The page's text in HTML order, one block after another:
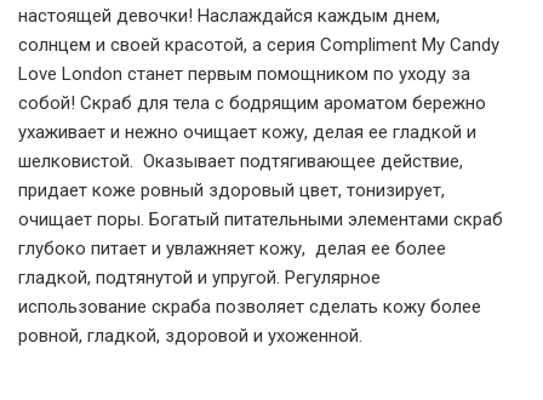
настоящей девочки! Наслаждайся каждым днем,
солнцем и своей красотой, а серия Compliment My Candy
Love London станет первым помощником по уходу за
собой! Скраб для тела с бодрящим ароматом бережно
ухаживает и нежно очищает кожу, делая ее гладкой и
шелковистой. Оказывает подтягивающее действие,
придает коже ровный здоровый цвет, тонизирует,
очищает поры. Богатый питательными элементами скраб
глубоко питает и увлажняет кожу, делая ее более
гладкой, подтянутой и упругой. Регулярное
использование скраба позволяет сделать кожу более
ровной, гладкой, здоровой и ухоженной.